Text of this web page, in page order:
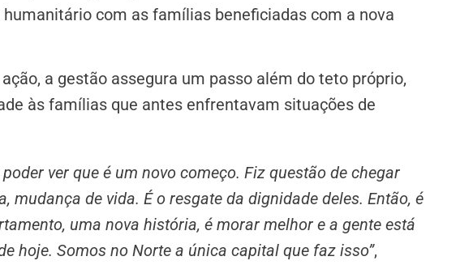
com as famílias beneficiadas com a nova
a gestão assegura um passo além do teto próprio,
às famílias que antes enfrentavam situações de
ver que é um novo começo. Fiz questão de chegar
mudança de vida. É o resgate da dignidade deles. Então, é
uma nova história, é morar melhor e a gente está
hoje. Somos no Norte a única capital que faz isso”,